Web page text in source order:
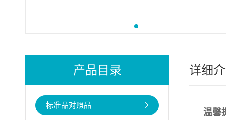
产品目录
标准品对照品
详细
温馨